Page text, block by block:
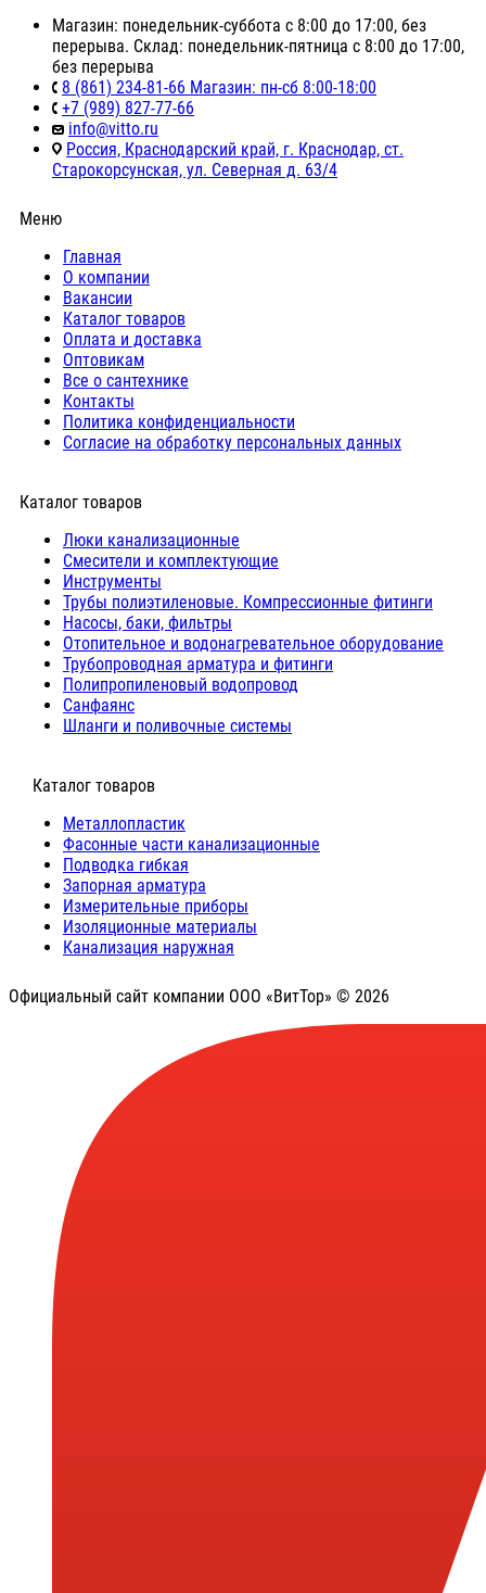
Магазин: понедельник-суббота с 8:00 до 17:00, без
перерыва. Склад: понедельник-пятница с 8:00 до 17:00,
без перерыва
8 (861) 234-81-66 Магазин: пн-сб 8:00-18:00
+7 (989) 827-77-66
info@vitto.ru
Россия, Краснодарский край, г. Краснодар, ст.
Старокорсунская, ул. Северная д. 63/4
Меню
Главная
О компании
Вакансии
Каталог товаров
Оплата и доставка
Оптовикам
Все о сантехнике
Контакты
Политика конфиденциальности
Согласие на обработку персональных данных
Каталог товаров
Люки канализационные
Cмесители и комплектующие
Инструменты
Трубы полиэтиленовые. Компрессионные фитинги
Насосы, баки, фильтры
Отопительное и водонагревательное оборудование
Трубопроводная арматура и фитинги
Полипропиленовый водопровод
Санфаянс
Шланги и поливочные системы
⠀Каталог товаров
Металлопластик
Фасонные части канализационные
Подводка гибкая
Запорная арматура
Измерительные приборы
Изоляционные материалы
Канализация наружная
Официальный сайт компании ООО «ВитТор» © 2026